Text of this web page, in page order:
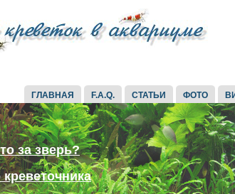
ГЛАВНАЯ F.A.Q. СТАТЬИ ФОТО
за зверь?